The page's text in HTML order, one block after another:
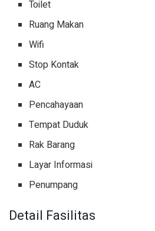
Toilet
Ruang Makan
Wifi
Stop Kontak
AC
Pencahayaan
Tempat Duduk
Rak Barang
Layar Informasi
Penumpang
Detail Fasilitas